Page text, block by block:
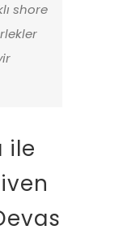
shore
ile